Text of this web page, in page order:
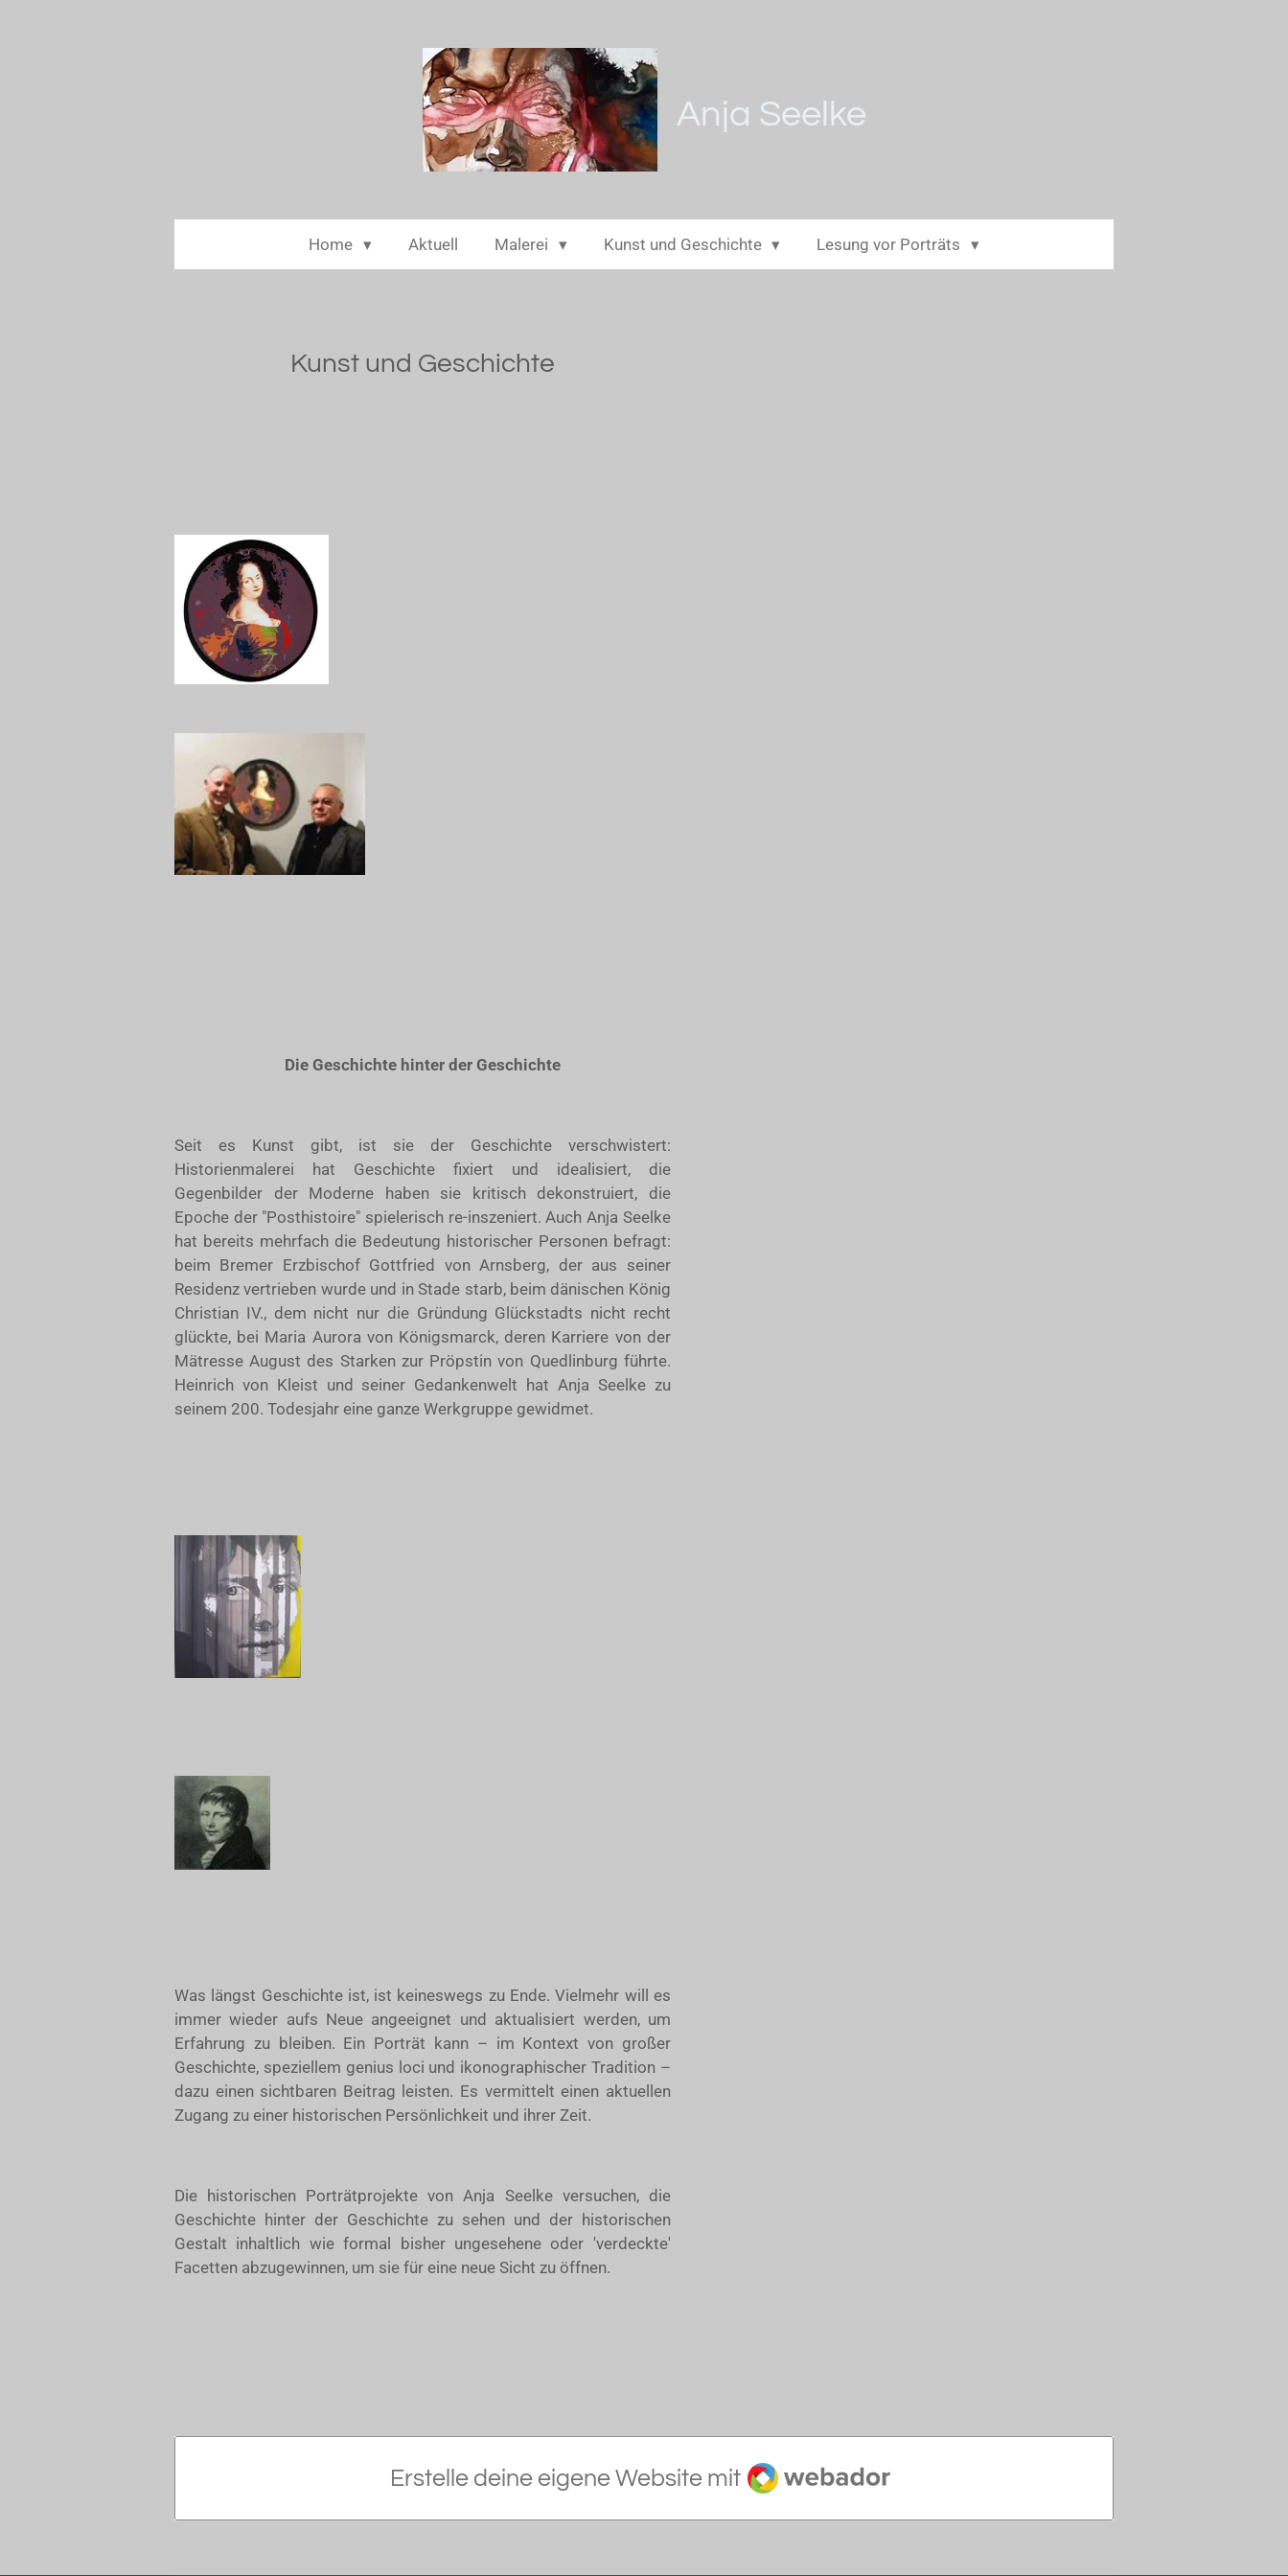
Anja Seelke
Home Aktuell Malerei Kunst und Geschichte Lesung vor Porträts
Kunst und Geschichte
Die Geschichte hinter der Geschichte
Seit es Kunst gibt, ist sie der Geschichte verschwistert:
Historienmalerei hat Geschichte fixiert und idealisiert, die
Gegenbilder der Moderne haben sie kritisch dekonstruiert, die
Epoche der "Posthistoire" spielerisch re-inszeniert. Auch Anja Seelke
hat bereits mehrfach die Bedeutung historischer Personen befragt:
beim Bremer Erzbischof Gottfried von Arnsberg, der aus seiner
Residenz vertrieben wurde und in Stade starb, beim dänischen König
Christian IV., dem nicht nur die Gründung Glückstadts nicht recht
glückte, bei Maria Aurora von Königsmarck, deren Karriere von der
Mätresse August des Starken zur Pröpstin von Quedlinburg führte.
Heinrich von Kleist und seiner Gedankenwelt hat Anja Seelke zu
seinem 200. Todesjahr eine ganze Werkgruppe gewidmet.
Was längst Geschichte ist, ist keineswegs zu Ende. Vielmehr will es
immer wieder aufs Neue angeeignet und aktualisiert werden, um
Erfahrung zu bleiben. Ein Porträt kann – im Kontext von großer
Geschichte, speziellem genius loci und ikonographischer Tradition –
dazu einen sichtbaren Beitrag leisten. Es vermittelt einen aktuellen
Zugang zu einer historischen Persönlichkeit und ihrer Zeit.
Die historischen Porträtprojekte von Anja Seelke versuchen, die
Geschichte hinter der Geschichte zu sehen und der historischen
Gestalt inhaltlich wie formal bisher ungesehene oder 'verdeckte'
Facetten abzugewinnen, um sie für eine neue Sicht zu öffnen.
Erstelle deine eigene Website mit Webador